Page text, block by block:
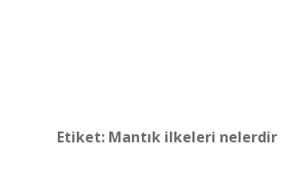
Etiket: Mantık ilkeleri nelerdir